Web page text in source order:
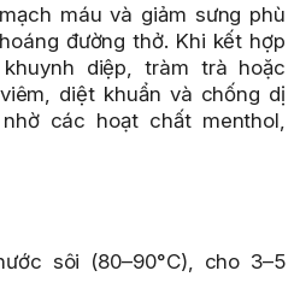
máu và giảm sưng phù
đường thở. Khi kết hợp
diệp, tràm trà hoặc
diệt khuẩn và chống dị
các hoạt chất menthol,
sôi (80–90°C), cho 3–5